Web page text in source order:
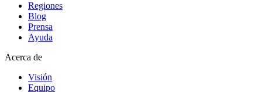
Regiones
Blog
Prensa
Ayuda
Acerca de
Visión
Equipo